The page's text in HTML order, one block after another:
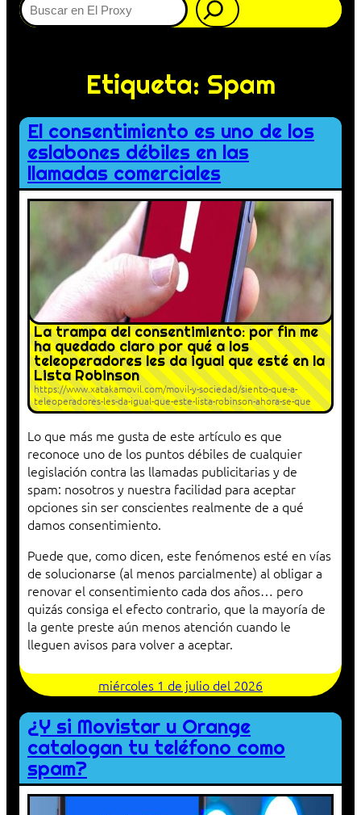
Etiqueta: Spam
El consentimiento es uno de los
eslabones débiles en las
llamadas comerciales
La trampa del consentimiento: por fin me
ha quedado claro por qué a los
teleoperadores les da igual que esté en la
Lista Robinson
https://www.xatakamovil.com/movil-y-sociedad/siento-que-a-
teleoperadores-les-da-igual-que-este-lista-robinson-ahora-se-que
Lo que más me gusta de este artículo es que
reconoce uno de los puntos débiles de cualquier
legislación contra las llamadas publicitarias y de
spam: nosotros y nuestra facilidad para aceptar
opciones sin ser conscientes realmente de a qué
damos consentimiento.
Puede que, como dicen, este fenómenos esté en vías
de solucionarse (al menos parcialmente) al obligar a
renovar el consentimiento cada dos años… pero
quizás consiga el efecto contrario, que la mayoría de
la gente preste aún menos atención cuando le
lleguen avisos para volver a aceptar.
miércoles 1 de julio del 2026
¿Y si Movistar u Orange
catalogan tu teléfono como
spam?